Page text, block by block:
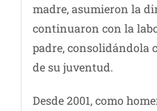
madre, asumieron la
continuaron con la
padre, consolidándola
de su juventud.
Desde 2001, como